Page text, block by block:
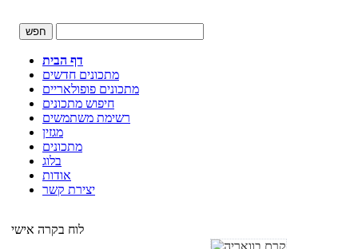
דף הבית
מתכונים חדשים
מתכונים פופולאריים
חיפוש מתכונים
רשימת משתמשים
מגזין
מתכונים
בלוג
אודות
יצירת קשר
לוח בקרה אישי